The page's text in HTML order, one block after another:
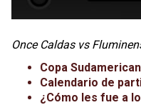
Once Caldas vs
Copa
Calendario de
¿Cómo les fue a